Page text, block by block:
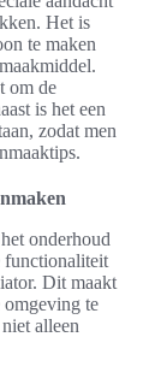
Het is
te maken
om de
is het een
zodat men
onderhoud
functionaliteit
Dit maakt
omgeving te
alleen